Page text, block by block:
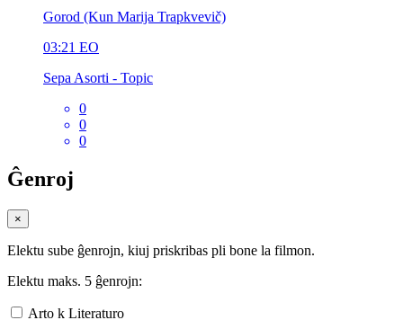
Gorod (Kun Marija Trapkvevič)
03:21 EO
Sepa Asorti - Topic
0
0
0
Ĝenroj
×
Elektu sube ĝenrojn, kiuj priskribas pli bone la filmon.
Elektu maks. 5 ĝenrojn:
Arto k Literaturo